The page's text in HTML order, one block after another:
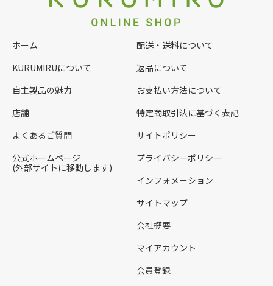
ホーム
KURUMIRUについて
自主製品の魅力
店舗
よくあるご質問
公式ホームページ
(外部サイトに移動します)
配送・送料について
返品について
お支払い方法について
特定商取引法に基づく表記
サイトポリシー
プライバシーポリシー
インフォメーション
サイトマップ
会社概要
マイアカウント
会員登録